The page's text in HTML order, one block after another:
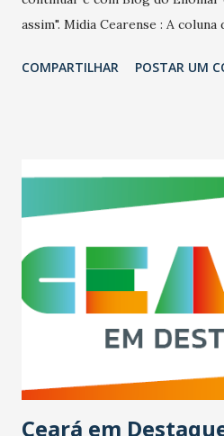
assim". Midia Cearense : A
Segundo informou Nonato
com o jornal O Povo. Ele parou
no último dia 25 e o seu espaço
ELIOMAR, JORNALISMO EM
informação repassada em rede
jornalista Eliomar de Lima, após
Grupo O Povo de Comunicação,
boquiaberto, de queixo caído,
quente. Não que ele não mereça
Nós, ...
COMPARTILHAR POSTAR UM
Ceará em